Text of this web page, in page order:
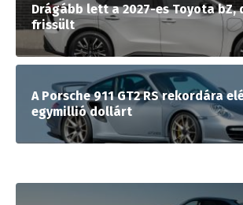
Drágább lett a 2027-es Toyota bZ,
frissült
A Porsche 911 GT2 RS rekordára
egymillió dollárt